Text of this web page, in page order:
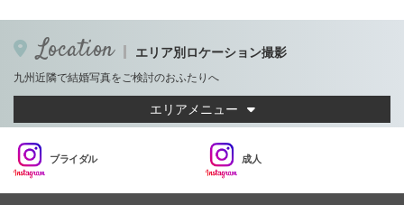
Location エリア別ロケーション撮影
九州近隣で結婚写真をご検討のおふたりへ
エリアメニュー
ブライダル 成人